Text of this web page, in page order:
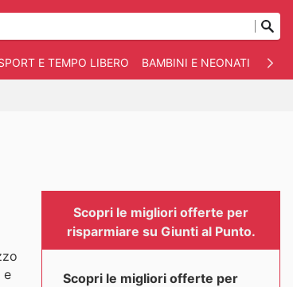
E TEMPO LIBERO BAMBINI E NEONATI
e
Scopri le migliori offerte per
risparmiare su Giunti al Punto.
Scopri le migliori offerte per